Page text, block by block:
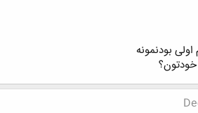
بودنمونه